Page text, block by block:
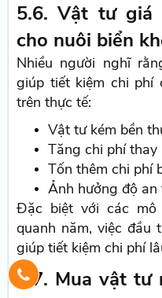
5.6. Vật tư giá
cho nuôi biển
Nhiều người nghĩ
giúp tiết kiệm chi phí
trên thực tế:
Vật tư kém bền
Tăng chi phí thay
Tốn thêm chi phí
Ảnh hưởng độ
Đặc biệt với các mô
quanh năm, việc đầu
giúp tiết kiệm chi phí
5.7. Mua vật tư